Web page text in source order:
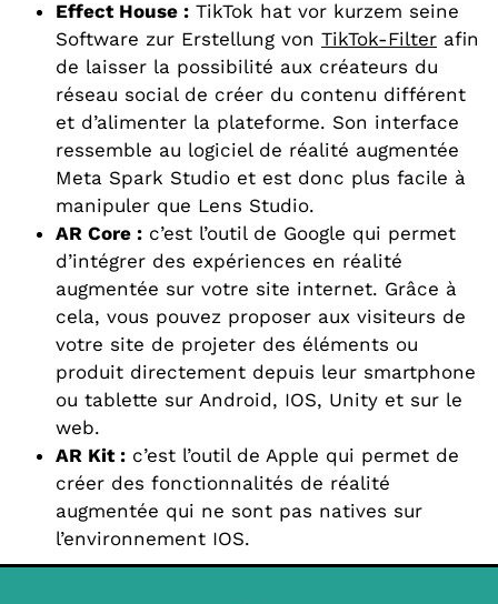
Effect House : TikTok hat vor kurzem seine
Software zur Erstellung von TikTok-Filter afin
de laisser la possibilité aux créateurs du
réseau social de créer du contenu différent
et d’alimenter la plateforme. Son interface
ressemble au logiciel de réalité augmentée
Meta Spark Studio et est donc plus facile à
manipuler que Lens Studio.
AR Core : c’est l’outil de Google qui permet
d’intégrer des expériences en réalité
augmentée sur votre site internet. Grâce à
cela, vous pouvez proposer aux visiteurs de
votre site de projeter des éléments ou
produit directement depuis leur smartphone
ou tablette sur Android, IOS, Unity et sur le
web.
AR Kit : c’est l’outil de Apple qui permet de
créer des fonctionnalités de réalité
augmentée qui ne sont pas natives sur
l’environnement IOS.